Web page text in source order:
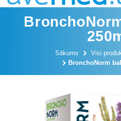
Sākums Visi
BronchoNorm